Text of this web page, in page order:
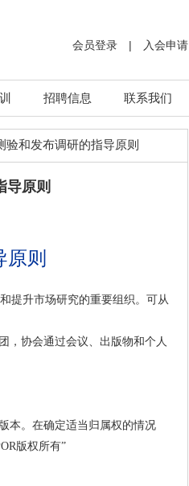
会员登录 | 入会申请
招聘信息 联系我们
和发布调研的指导原则
导原则
则
提升市场研究的重要组织。可从
，协会通过会议、出版物和个人
本。在确定适当归属权的情况
版权所有”